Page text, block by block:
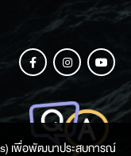
เพื่อพัฒนาประสบการณ์